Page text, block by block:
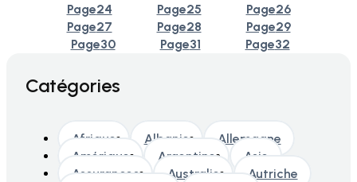
Page24 Page25 Page26
Page27 Page28 Page29
Page30 Page31 Page32
Catégories
Afrique Albanie
Allemagne
Amérique
Argentine
Asie
Assurances
Australie
Autriche